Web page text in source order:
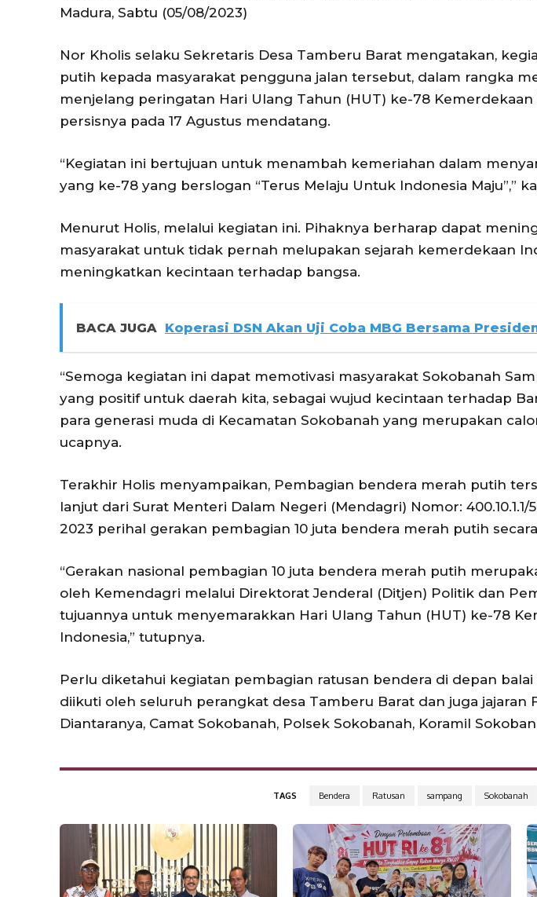
Madura, Sabtu (05/08/2023)
Nor Kholis selaku Sekretaris Desa Tamberu Barat mengatakan,
putih kepada masyarakat pengguna jalan tersebut, dalam rangka
menjelang peringatan Hari Ulang Tahun (HUT) ke-78 Kemerdekaan
persisnya pada 17 Agustus mendatang.
“Kegiatan ini bertujuan untuk menambah kemeriahan dalam
yang ke-78 yang berslogan “Terus Melaju Untuk Indonesia Maju”,”
Menurut Holis, melalui kegiatan ini. Pihaknya berharap dapat
masyarakat untuk tidak pernah melupakan sejarah kemerdekaan
meningkatkan kecintaan terhadap bangsa.
BACA JUGA Koperasi DSN Akan Uji Coba MBG Bersama
“Semoga kegiatan ini dapat memotivasi masyarakat Sokobanah
yang positif untuk daerah kita, sebagai wujud kecintaan terhadap
para generasi muda di Kecamatan Sokobanah yang merupakan
ucapnya.
Terakhir Holis menyampaikan, Pembagian bendera merah putih
lanjut dari Surat Menteri Dalam Negeri (Mendagri) Nomor:
2023 perihal gerakan pembagian 10 juta bendera merah putih
“Gerakan nasional pembagian 10 juta bendera merah putih
oleh Kemendagri melalui Direktorat Jenderal (Ditjen) Politik dan
tujuannya untuk menyemarakkan Hari Ulang Tahun (HUT) ke-78
Indonesia,” tutupnya.
Perlu diketahui kegiatan pembagian ratusan bendera di depan
diikuti oleh seluruh perangkat desa Tamberu Barat dan juga jajaran
Diantaranya, Camat Sokobanah, Polsek Sokobanah, Koramil
TAGS Bendera Ratusan sampang Sokobanah